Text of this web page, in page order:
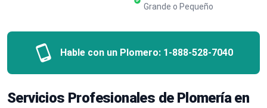
Grande o Pequeño
Hable con un Plomero: 1-888-528-7040
Servicios Profesionales de Plomería en